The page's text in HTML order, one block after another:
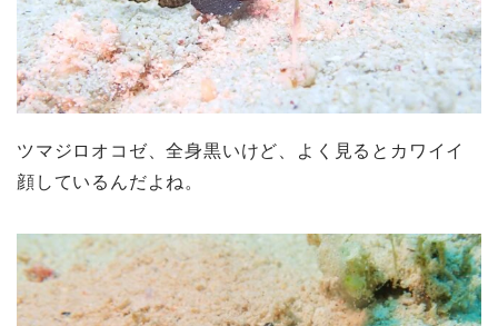
ツマジロオコゼ、全身黒いけど、よく見るとカワイイ
顔しているんだよね。